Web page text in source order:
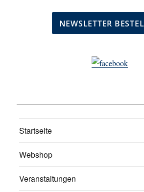
Startseite
Webshop
Veranstaltungen